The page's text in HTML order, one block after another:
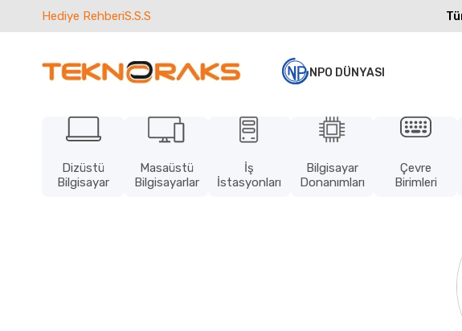
Hediye RehberiS.S.S
NPO DÜNYASI
Dizüstü
Bilgisayar
Masaüstü
Bilgisayarlar
İş
İstasyonları
Bilgisayar
Donanımları
Çevre
Birimleri